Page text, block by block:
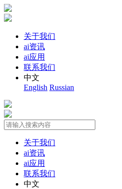
关于我们
ai资讯
ai应用
联系我们
中文
English Russian
关于我们
ai资讯
ai应用
联系我们
中文